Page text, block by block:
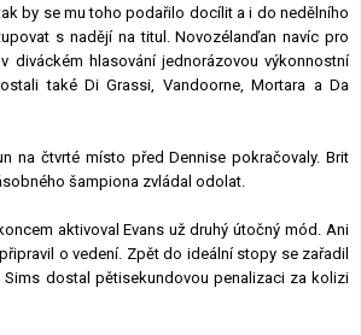
by se mu toho podařilo docílit a i do nedělního
s nadějí na titul. Novozélanďan navíc pro
diváckém hlasování jednorázovou výkonnostní
také Di Grassi, Vandoorne, Mortara a Da
na čtvrté místo před Dennise pokračovaly. Brit
šampiona zvládal odolat.
aktivoval Evans už druhý útočný mód. Ani
o vedení. Zpět do ideální stopy se zařadil
Sims dostal pětisekundovou penalizaci za kolizi